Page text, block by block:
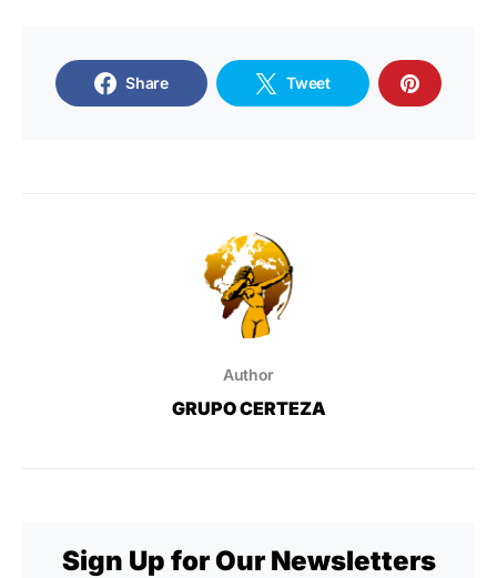
Share Tweet
Author
GRUPO CERTEZA
Sign Up for Our Newsletters